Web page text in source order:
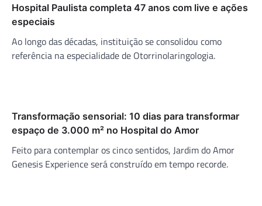
Hospital Paulista completa 47 anos com live e ações
especiais
Ao longo das décadas, instituição se consolidou como
referência na especialidade de Otorrinolaringologia.
Transformação sensorial: 10 dias para transformar
espaço de 3.000 m² no Hospital do Amor
Feito para contemplar os cinco sentidos, Jardim do Amor
Genesis Experience será construído em tempo recorde.